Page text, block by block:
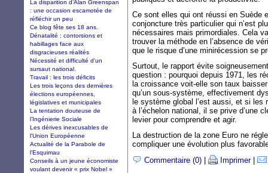
Ce sont elles qui ont réussi en Suède
conjoncture très particulier qui n’est
nécessaires mais primordiales. Cela
trouver la méthode en l’absence de
que le risque d’une minirécession se
Surtout, le rapport évite
question : pourquoi depuis 1971, les
la croissance voit-elle son taux
qu’un sous-système, effectivement
le système global l’est aussi, et si
à l’échelon national, il se prive d’une
levier pour comprendre et agir.
La destruction de la zone Euro ne
compliquer une évolution plus
Commentaire (0)
Imprimer|
La disparition d’Alan Greenspan
: une occasion escamotée de
réfléchir un peu
Ce blog fête ses 18 ans.
Dénatalité : contorsions et
habillages face aux
disgracieuses réalités
Nécessité et difficulté d'un
sursaut national.
Travail : les trois déficits
Les trois leçons des dernières
élections européennes,
législatives et municipales
La tentation douteuse de
l’Ingénierie Sociale
Les dérives inexcusables de
l'Union Européenne
Actualité de la Parabole de
l'Esquimau
Conseils à un jeune économiste
voulant devenir « prix Nobel »